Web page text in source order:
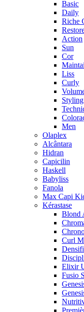
Basic
Daily
Riche
Action
Sun
Cor
Liss
Curly
Styling
Men
Olaplex
Alcântara
Hidran
Capicilin
Haskell
Babyliss
Fanola
Max Capi
Kérastase
Blond
Curl
Elixir
Fusio